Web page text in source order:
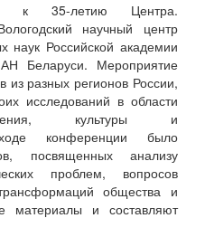
к 35-летию Центра.
научный центр
наук Российской академии
Беларуси. Мероприятие
из разных регионов России,
исследований в области
культуры и
конференции было
посвященных анализу
проблем, вопросов
общества и
материалы и составляют